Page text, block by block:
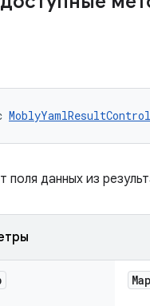
поля данных из
Map